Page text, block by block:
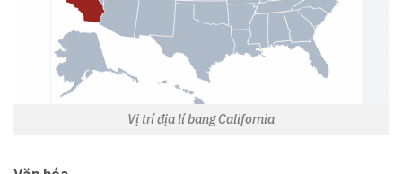
Vị trí địa lí bang California